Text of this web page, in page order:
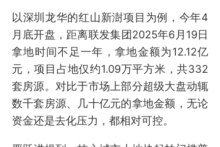
以深圳龙华的红山新澍项目为例，今年4
月底开盘，距离联发集团2025年6月19日
拿地时间不足一年，拿地金额为12.12亿
元，项目占地仅约1.09万平方米，共332
套房源。对比于市场上部分超级大盘动辄
数千套房源、几十亿元的拿地金额，无论
资金还是去化压力，都相对可控。